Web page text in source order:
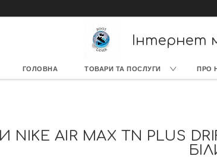
Інтернет
ГОЛОВНА ТОВАРИ ТА ПОСЛУГИ ПРО
NIKE AIR MAX TN PLUS